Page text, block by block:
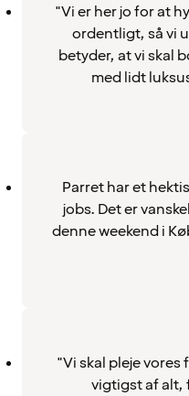
"Vi er her jo for at
ordentligt, så vi
betyder, at vi skal
med lidt
Parret har et
jobs. Det er
denne weekend i
"Vi skal pleje
vigtigst af alt,